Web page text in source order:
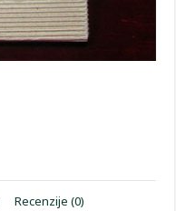
Recenzije (0)